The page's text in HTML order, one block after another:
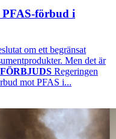
PFAS-förbud i
om ett begränsat
Men det är
Regeringen
mot PFAS i...